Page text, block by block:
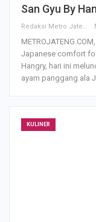
San Gyu By
Redaksi Metro Jateng
Japanese comfort
Hangry, hari ini
ayam panggang ala
KULINER